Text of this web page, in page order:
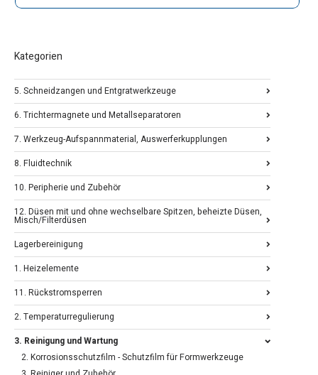
Kategorien
5. Schneidzangen und Entgratwerkzeuge
6. Trichtermagnete und Metallseparatoren
7. Werkzeug-Aufspannmaterial, Auswerferkupplungen
8. Fluidtechnik
10. Peripherie und Zubehör
12. Düsen mit und ohne wechselbare Spitzen, beheizte Düsen,
Misch/Filterdüsen
Lagerbereinigung
1. Heizelemente
11. Rückstromsperren
2. Temperaturregulierung
3. Reinigung und Wartung
2. Korrosionsschutzfilm - Schutzfilm für Formwerkzeuge